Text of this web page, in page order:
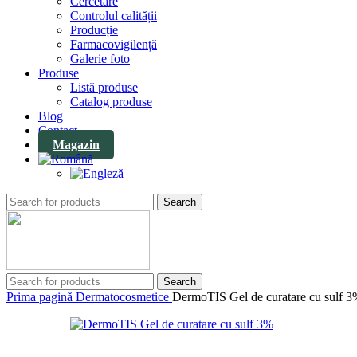
Controlul calității
Producție
Farmacovigilență
Galerie foto
Produse
Listă produse
Catalog produse
Blog
Contact
Magazin
Search
Search
Prima pagină Dermatocosmetice DermoTIS Gel de curatare cu sulf